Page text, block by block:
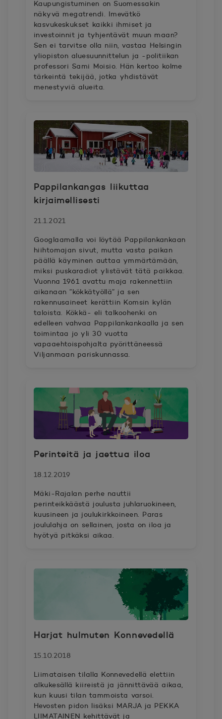
Kaupungistuminen on Suomessakin
näkyvä megatrendi. Imevätkö
kasvukeskukset kaikki ihmiset ja
investoinnit ja tyhjentävät muun maan?
Sen ei tarvitse olla niin, vastaa Helsingin
yliopiston aluesuunnittelun ja -politiikan
professori Sami Moisio. Hän kertoo kolme
tärkeintä tekijää, jotka yhdistävät
menestyviä alueita.
Pappilankangas liikuttaa
kirjaimellisesti
21.1.2021
Googlaamalla voi löytää Pappilankankaan
hiihtomajan sivut, mutta vasta paikan
päällä käyminen auttaa ymmärtämään,
miksi puskaradiot ylistävät tätä paikkaa.
Vuonna 1961 avattu maja rakennettiin
aikanaan ”kökkätyöllä” ja sen
rakennusaineet kerättiin Komsin kylän
taloista. Kökkä- eli talkoohenki on
edelleen vahvaa Pappilankankaalla ja sen
toimintaa jo yli 30 vuotta
vapaaehtoispohjalta pyörittäneessä
Viljanmaan pariskunnassa.
Perinteitä ja jaettua iloa
18.12.2019
Mäki-Rajalan perhe nauttii
perinteikkäästä joulusta juhlaruokineen,
kuusineen ja joulukirkkoineen. Paras
joululahja on sellainen, josta on iloa ja
hyötyä pitkäksi aikaa.
Harjat hulmuten Konnevedellä
15.10.2018
Liimataisen tilalla Konnevedellä elettiin
alkukesällä kiireistä ja jännittävää aikaa,
kun kuusi tilan tammoista varsoi.
Hevosten pidon lisäksi MARJA ja PEKKA
LIIMATAINEN kehittävät ja